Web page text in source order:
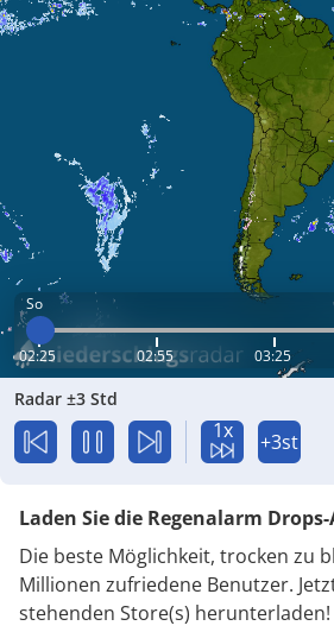
So
02:25 02:55 03:25
Radar ±3 Std
1x +3st
Laden Sie die Regenalarm
Die beste Möglichkeit, trocken zu
Millionen zufriedene Benutzer.
stehenden Store(s) herunterladen!